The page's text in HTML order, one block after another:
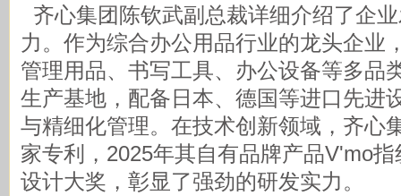
齐心集团陈钦武副总裁详细介绍了企
力。作为综合办公用品行业的龙头企业
管理用品、书写工具、办公设备等多品
生产基地，配备日本、德国等进口先进
与精细化管理。在技术创新领域，齐心
家专利，2025年其自有品牌产品V'mo
设计大奖，彰显了强劲的研发实力。